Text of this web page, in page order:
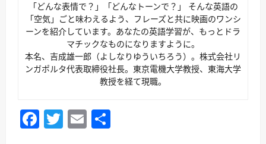
「どんな表情で？」「どんなトーンで？」 そんな英語の
「空気」ごと味わえるよう、フレーズと共に映画のワンシ
ーンを紹介しています。あなたの英語学習が、もっとドラ
マチックなものになりますように。
本名、吉成雄一郎（よしなりゆういちろう）。株式会社リ
ンガポルタ代表取締役社長。東京電機大学教授、東海大学
教授を経て現職。
Facebook
Twitter
Email